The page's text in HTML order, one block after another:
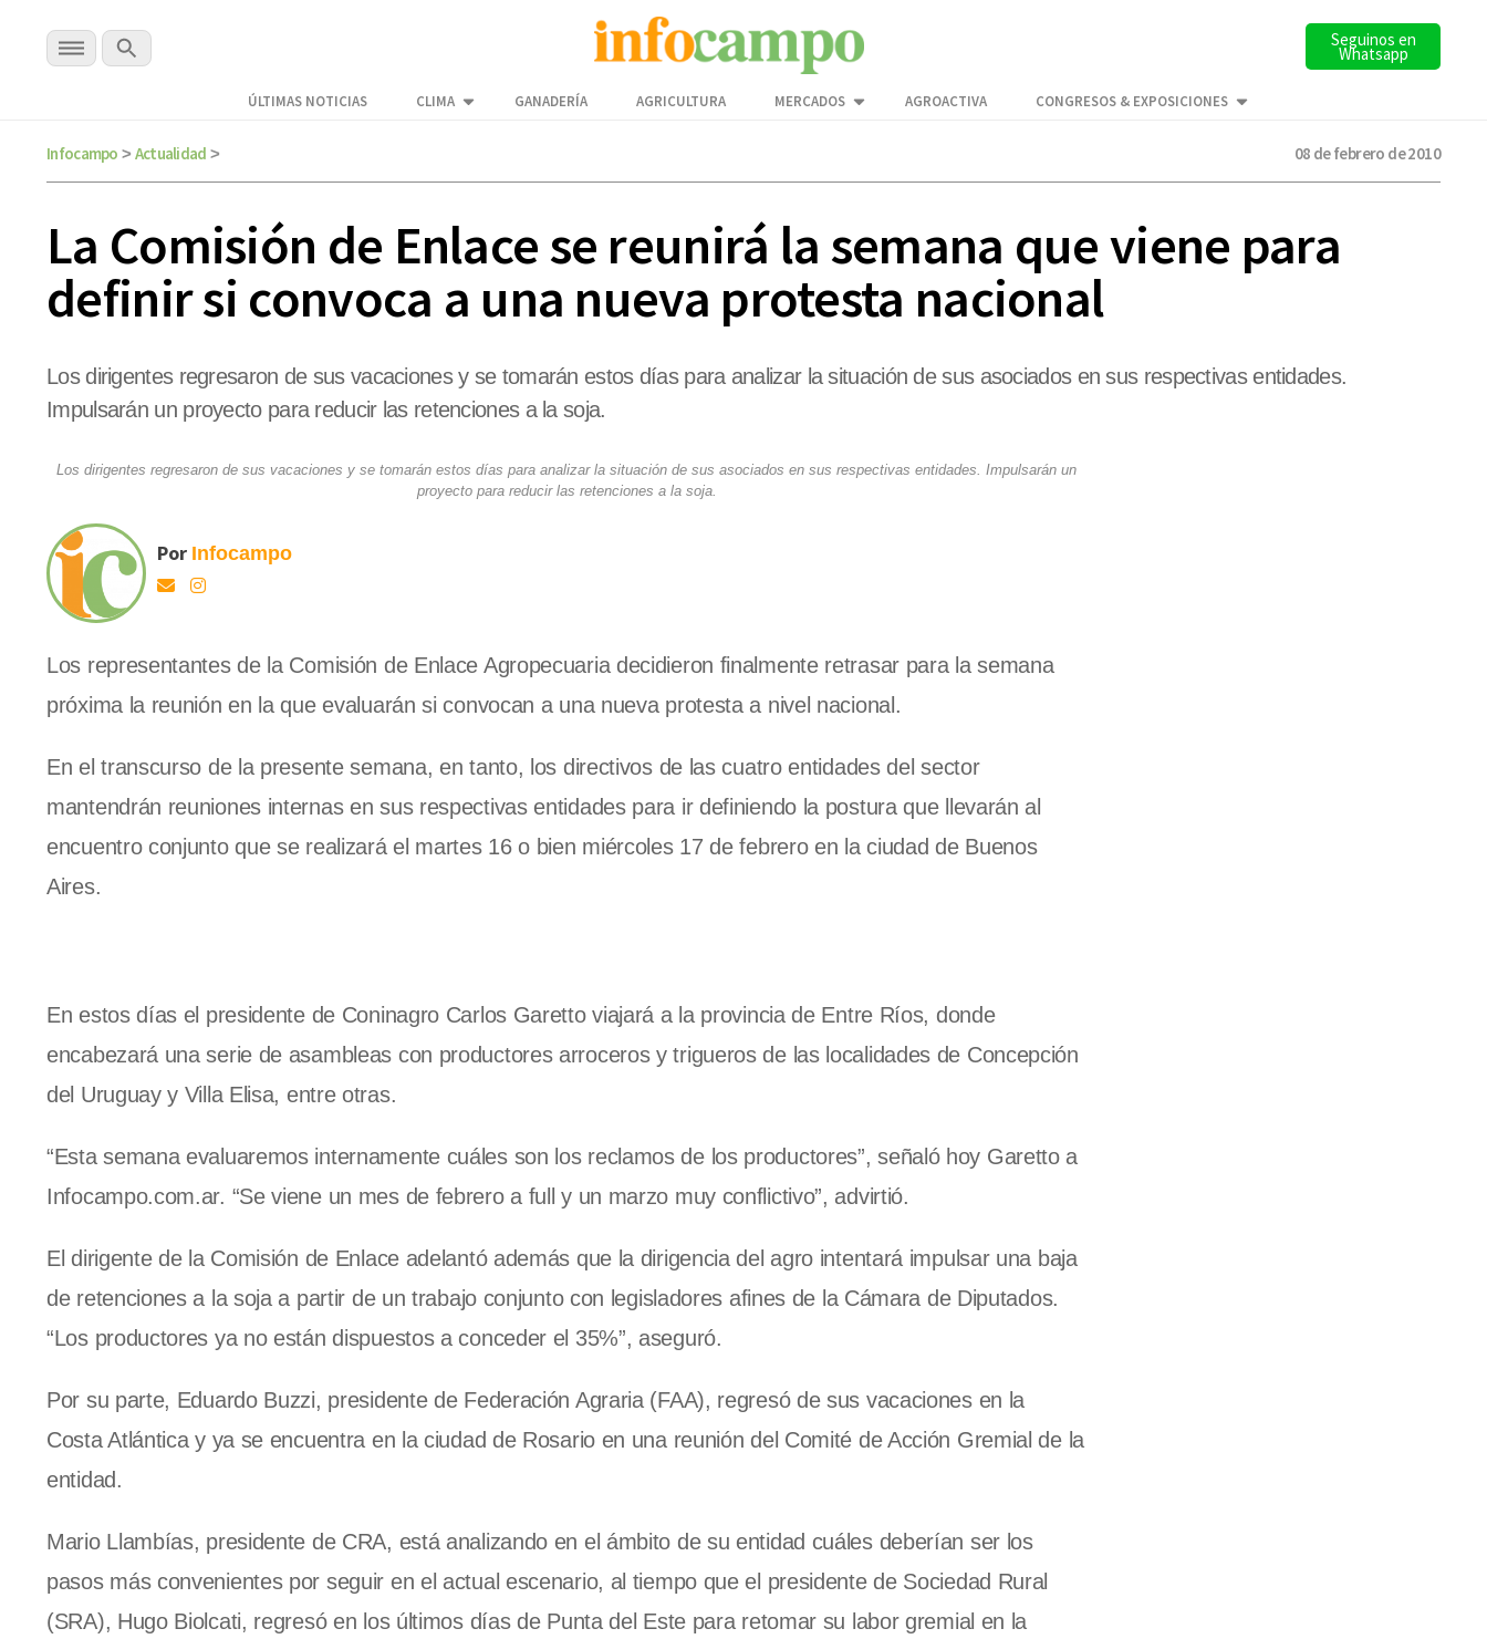
Seguinos en
Whatsapp
ÚLTIMAS NOTICIAS CLIMA GANADERÍA AGRICULTURA MERCADOS AGROACTIVA CONGRESOS & EXPOSICIONES
Infocampo > Actualidad > 08 de febrero de 2010
La Comisión de Enlace se reunirá la semana que viene para
definir si convoca a una nueva protesta nacional
Los dirigentes regresaron de sus vacaciones y se tomarán estos días para analizar la situación de sus asociados en sus respectivas entidades.
Impulsarán un proyecto para reducir las retenciones a la soja.
Los dirigentes regresaron de sus vacaciones y se tomarán estos días para analizar la situación de sus asociados en sus respectivas entidades. Impulsarán un
proyecto para reducir las retenciones a la soja.
Por Infocampo
Los representantes de la Comisión de Enlace Agropecuaria decidieron finalmente retrasar para la semana
próxima la reunión en la que evaluarán si convocan a una nueva protesta a nivel nacional.
En el transcurso de la presente semana, en tanto, los directivos de las cuatro entidades del sector
mantendrán reuniones internas en sus respectivas entidades para ir definiendo la postura que llevarán al
encuentro conjunto que se realizará el martes 16 o bien miércoles 17 de febrero en la ciudad de Buenos
Aires.
En estos días el presidente de Coninagro Carlos Garetto viajará a la provincia de Entre Ríos, donde
encabezará una serie de asambleas con productores arroceros y trigueros de las localidades de Concepción
del Uruguay y Villa Elisa, entre otras.
“Esta semana evaluaremos internamente cuáles son los reclamos de los productores”, señaló hoy Garetto a
Infocampo.com.ar. “Se viene un mes de febrero a full y un marzo muy conflictivo”, advirtió.
El dirigente de la Comisión de Enlace adelantó además que la dirigencia del agro intentará impulsar una baja
de retenciones a la soja a partir de un trabajo conjunto con legisladores afines de la Cámara de Diputados.
“Los productores ya no están dispuestos a conceder el 35%”, aseguró.
Por su parte, Eduardo Buzzi, presidente de Federación Agraria (FAA), regresó de sus vacaciones en la
Costa Atlántica y ya se encuentra en la ciudad de Rosario en una reunión del Comité de Acción Gremial de la
entidad.
Mario Llambías, presidente de CRA, está analizando en el ámbito de su entidad cuáles deberían ser los
pasos más convenientes por seguir en el actual escenario, al tiempo que el presidente de Sociedad Rural
(SRA), Hugo Biolcati, regresó en los últimos días de Punta del Este para retomar su labor gremial en la